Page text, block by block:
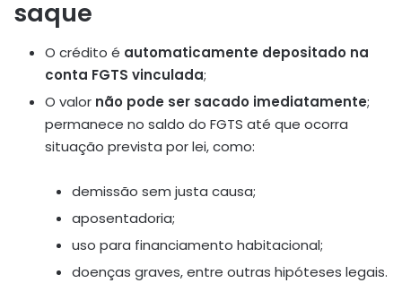
saque
O crédito é automaticamente depositado na
conta FGTS vinculada;
O valor não pode ser sacado imediatamente;
permanece no saldo do FGTS até que ocorra
situação prevista por lei, como:
demissão sem justa causa;
aposentadoria;
uso para financiamento habitacional;
doenças graves, entre outras hipóteses legais.